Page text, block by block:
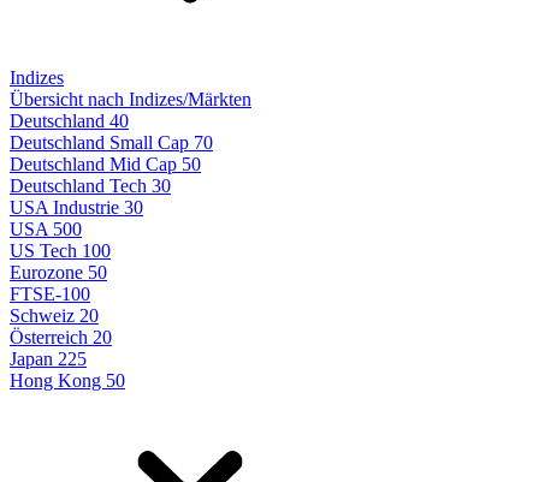
Indizes
Übersicht nach Indizes/Märkten
Deutschland 40
Deutschland Small Cap 70
Deutschland Mid Cap 50
Deutschland Tech 30
USA Industrie 30
USA 500
US Tech 100
Eurozone 50
FTSE-100
Schweiz 20
Österreich 20
Japan 225
Hong Kong 50